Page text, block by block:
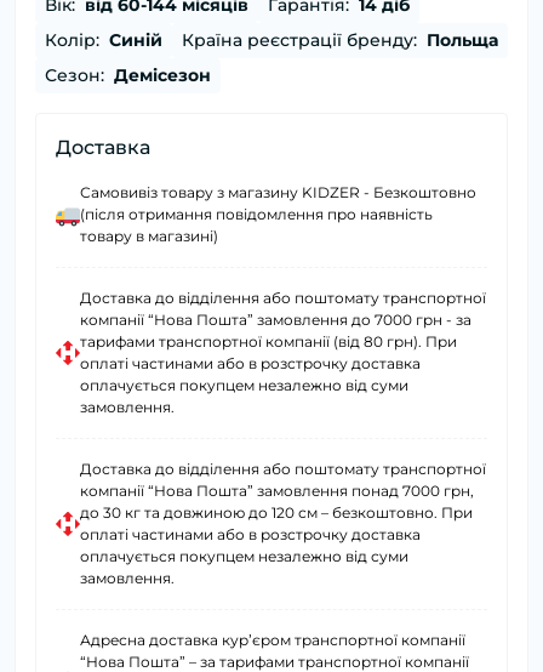
Колір: Синій Країна реєстрації бренду: Польща
Сезон: Демісезон
Доставка
Самовивіз товару з магазину KIDZER - Безкоштовно
(після отримання повідомлення про наявність
товару в магазині)
Доставка до відділення або поштомату транспортної
компанії “Нова Пошта” замовлення до 7000 грн - за
тарифами транспортної компанії (від 80 грн). При
оплаті частинами або в розстрочку доставка
оплачується покупцем незалежно від суми
замовлення.
Доставка до відділення або поштомату транспортної
компанії “Нова Пошта” замовлення понад 7000 грн,
до 30 кг та довжиною до 120 см – безкоштовно. При
оплаті частинами або в розстрочку доставка
оплачується покупцем незалежно від суми
замовлення.
Адресна доставка курʼєром транспортної компанії
“Нова Пошта” – за тарифами транспортної компанії